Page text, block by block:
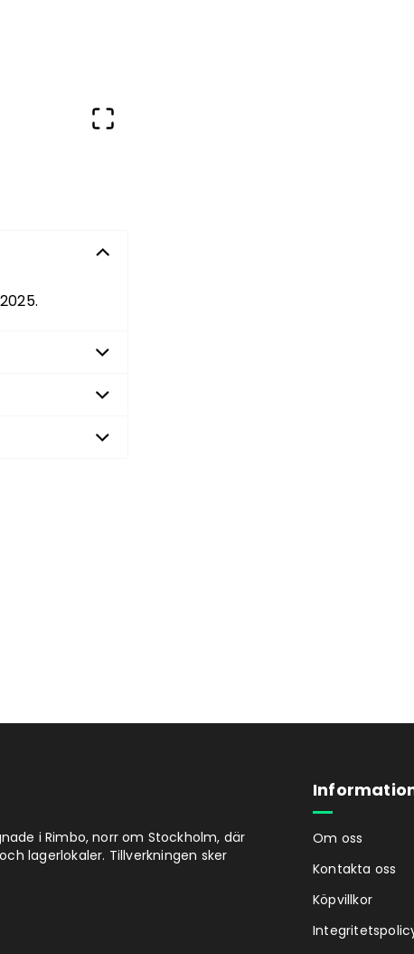
i Rimbo, norr om Stockholm, där
lagerlokaler. Tillverkningen sker
Om oss
Kontakta oss
Köpvillkor